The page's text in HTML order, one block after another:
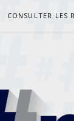
CONSULTER LES